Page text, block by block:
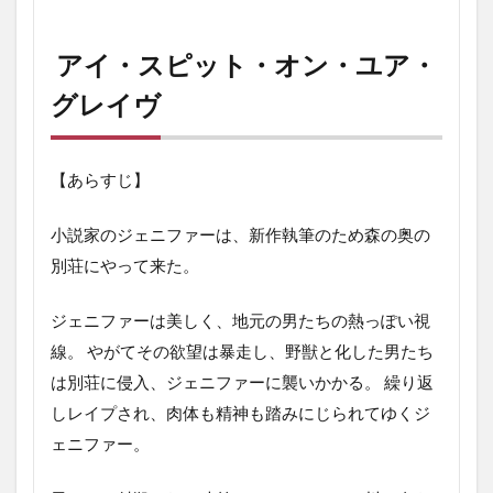
アイ・スピット・オン・ユア・
グレイヴ
【あらすじ】
小説家のジェニファーは、新作執筆のため森の奥の
別荘にやって来た。
ジェニファーは美しく、地元の男たちの熱っぽい視
線。 やがてその欲望は暴走し、野獣と化した男たち
は別荘に侵入、ジェニファーに襲いかかる。 繰り返
しレイプされ、肉体も精神も踏みにじられてゆくジ
ェニファー。